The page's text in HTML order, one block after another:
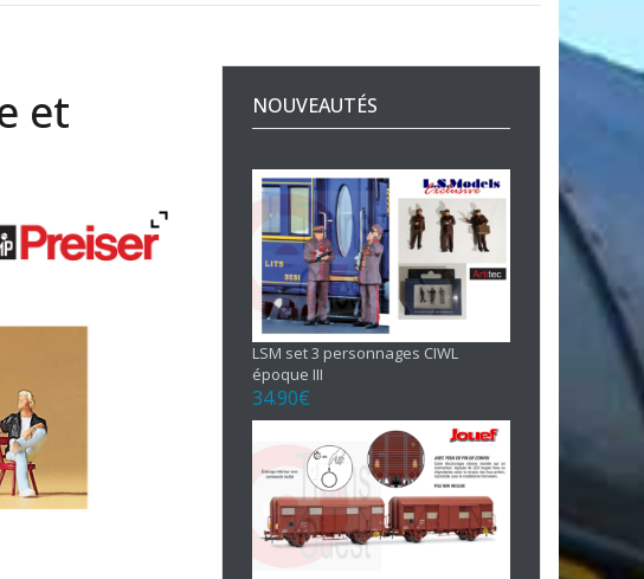
et NOUVEAUTÉS
LSM set 3 personnages CIWL
époque III
34.90€